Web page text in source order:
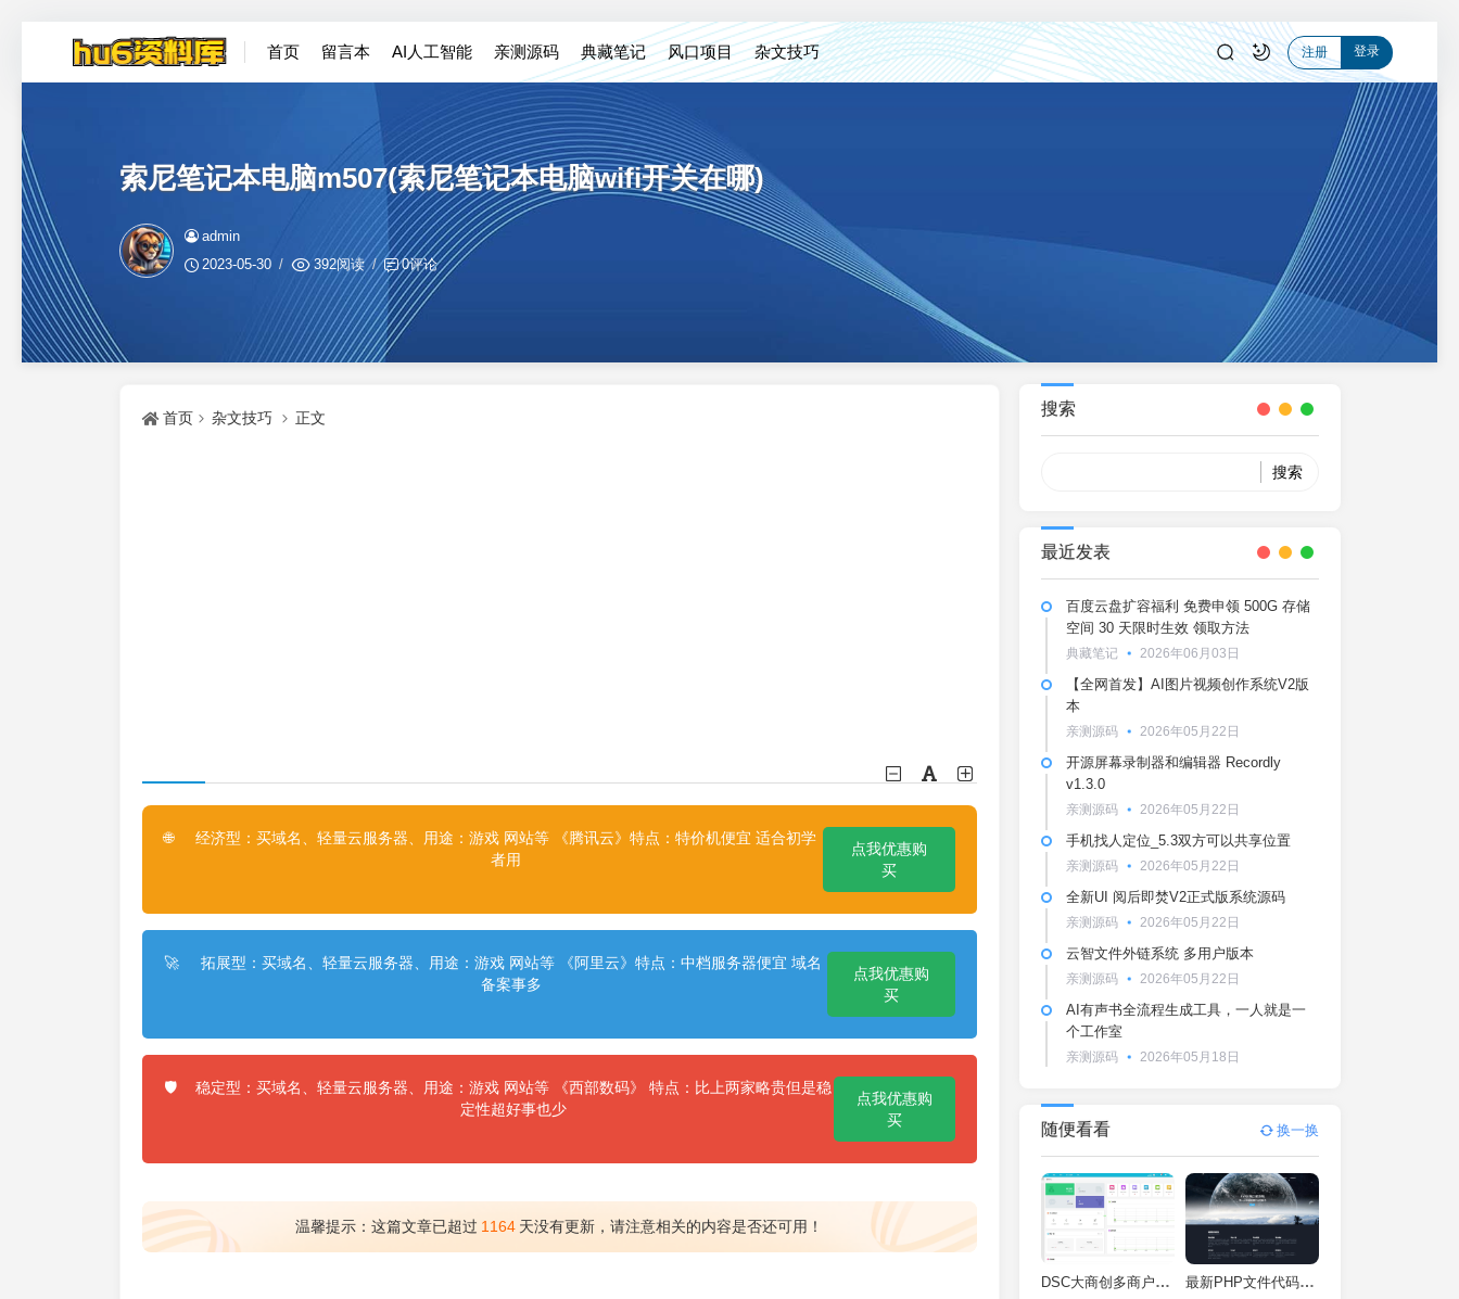
首页 留言本 AI人工智能 亲测源码 典藏笔记 风口项目 杂文技巧 注册 登录
索尼笔记本电脑m507(索尼笔记本电脑wifi开关在哪)
admin
2023-05-30
392阅读 0评论
首页 杂文技巧 正文
🌐
经济型：买域名、轻量云服务器、用途：游戏 网站等 《腾讯云》特点：特价机便宜 适合初学
者用
点我优惠购
买
🚀
拓展型：买域名、轻量云服务器、用途：游戏 网站等 《阿里云》特点：中档服务器便宜 域名
备案事多
点我优惠购
买
🛡️
稳定型：买域名、轻量云服务器、用途：游戏 网站等 《西部数码》 特点：比上两家略贵但是稳
定性超好事也少
点我优惠购
买
温馨提示：这篇文章已超过 1164 天没有更新，请注意相关的内容是否还可用！
搜索
最近发表
百度云盘扩容福利 免费申领 500G 存储
空间 30 天限时生效 领取方法
典藏笔记 2026年06月03日
【全网首发】AI图片视频创作系统V2版
本
亲测源码 2026年05月22日
开源屏幕录制器和编辑器 Recordly
v1.3.0
亲测源码 2026年05月22日
手机找人定位_5.3双方可以共享位置
亲测源码 2026年05月22日
全新UI 阅后即焚V2正式版系统源码
亲测源码 2026年05月22日
云智文件外链系统 多用户版本
亲测源码 2026年05月22日
AI有声书全流程生成工具，一人就是一
个工作室
亲测源码 2026年05月18日
随便看看 换一换
DSC大商创多商户电商系统完整部署教程（附PHP7.4/PHP8兼容修复方案） 最新PHP文件代码加密系统 在线PHP加密系统 全开源 亲测可用